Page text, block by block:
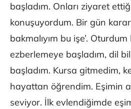
başladım. Onları ziyaret
konuşuyordum. Bir gün
bakmalıyım bu işe’.
ezberlemeye başladım, dil
başladım. Kursa gitmedim,
hayattan öğrendim. Eşimin
seviyor. İlk evlendiğimde